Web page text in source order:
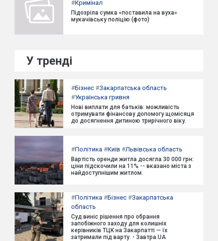
#Кримінал
Підозріла сумка «поставила на вуха»
мукачівську поліцію (фото)
У тренді
#Бізнес #Закарпатська область
#Українська гривня
Нові виплати для батьків: можливість
отримувати фінансову допомогу щомісяця
до досягнення дитиною трирічного віку.
#Політика #Київ #Львівська область
Вартість оренди житла досягла 30 000 грн:
ціни підскочили на 11% -- вказано міста з
найдоступнішим житлом.
#Політика #Бізнес #Закарпатська
область
Суд виніс рішення про обрання
запобіжного заходу для колишніх
керівників ТЦК на Закарпатті — їх
затримали під варту. - Завтра.UA